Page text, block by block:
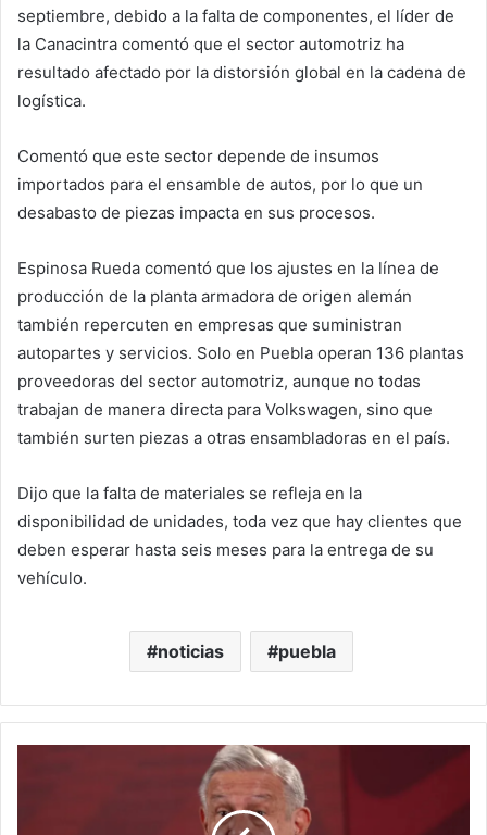
septiembre, debido a la falta de componentes, el líder de
la Canacintra comentó que el sector automotriz ha
resultado afectado por la distorsión global en la cadena de
logística.
Comentó que este sector depende de insumos
importados para el ensamble de autos, por lo que un
desabasto de piezas impacta en sus procesos.
Espinosa Rueda comentó que los ajustes en la línea de
producción de la planta armadora de origen alemán
también repercuten en empresas que suministran
autopartes y servicios. Solo en Puebla operan 136 plantas
proveedoras del sector automotriz, aunque no todas
trabajan de manera directa para Volkswagen, sino que
también surten piezas a otras ensambladoras en el país.
Dijo que la falta de materiales se refleja en la
disponibilidad de unidades, toda vez que hay clientes que
deben esperar hasta seis meses para la entrega de su
vehículo.
noticias puebla